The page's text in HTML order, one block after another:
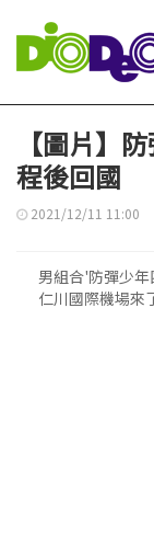
【圖片】
程後回國
2021/12/11 11:00
男組合'防彈少
仁川國際機場來